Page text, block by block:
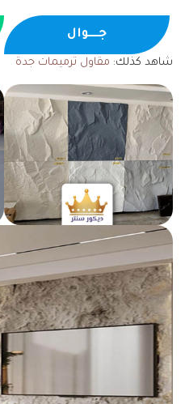
جــــوال
شاهد كذلك: مقاول ترميمات جدة